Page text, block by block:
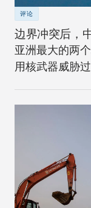
评论
边界冲突后，
亚洲最大的两
用核武器威胁